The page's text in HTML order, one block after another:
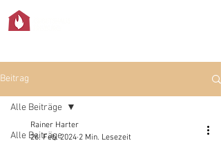
Beitrag
Alle Beiträge
Alle Beiträge
Rainer Harter
26. Feb. 2024 2 Min. Lesezeit